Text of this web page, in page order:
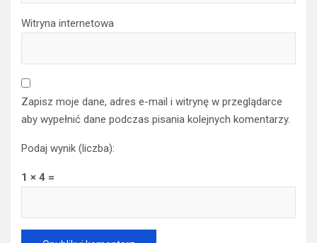
Witryna internetowa
Zapisz moje dane, adres e-mail i witrynę w przeglądarce
aby wypełnić dane podczas pisania kolejnych komentarzy.
Podaj wynik (liczba):
1 × 4 =